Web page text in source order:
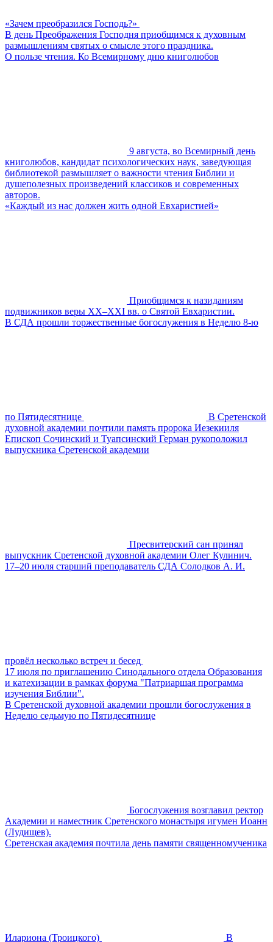
«Зачем преобразился Господь?»
В день Преображения Господня приобщимся к духовным
размышлениям святых о смысле этого праздника.
О пользе чтения. Ко Всемирному дню книголюбов
9 августа, во Всемирный день
книголюбов, кандидат психологических наук, заведующая
библиотекой размышляет о важности чтения Библии и
душеполезных произведений классиков и современных
авторов.
«Каждый из нас должен жить одной Евхаристией»
Приобщимся к назиданиям
подвижников веры XX–XXI вв. о Святой Евхаристии.
В СДА прошли торжественные богослужения в Неделю 8-ю
по Пятидесятнице
В Сретенской
духовной академии почтили память пророка Иезекииля
Епископ Сочинский и Туапсинский Герман рукоположил
выпускника Сретенской академии
Пресвитерский сан принял
выпускник Сретенской духовной академии Олег Кулинич.
17–20 июля старший преподаватель СДА Солодков А. И.
провёл несколько встреч и бесед
17 июля по приглашению Синодального отдела Образования
и катехизации в рамках форума "Патриаршая программа
изучения Библии".
В Сретенской духовной академии прошли богослужения в
Неделю седьмую по Пятидесятнице
Богослужения возглавил ректор
Академии и наместник Сретенского монастыря игумен Иоанн
(Лудищев).
Сретенская академия почтила день памяти священномученика
Илариона (Троицкого) В